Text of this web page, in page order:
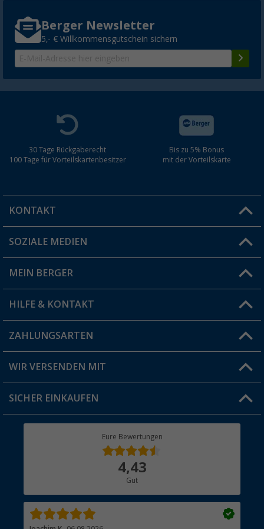
Berger Newsletter
5,- € Willkommensgutschein sichern
30 Tage Rückgaberecht
100 Tage für Vorteilskartenbesitzer
Bis zu 5% Bonus
mit der Vorteilskarte
KONTAKT
Du hast eine Frage?
Filiale finden
SOZIALE MEDIEN
MEIN BERGER
Vorteilskarte
Blog
Jobs & Karriere
HILFE & KONTAKT
FAQ & Kontakt
Versandinformationen
Rücksendung
ZAHLUNGSARTEN
WIR VERSENDEN MIT
SICHER EINKAUFEN
Eure Bewertungen
4,43
Gut